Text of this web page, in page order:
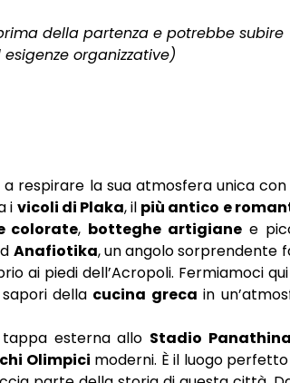
della partenza e potrebbe subire
organizzative)
respirare la sua atmosfera unica con
i vicoli di Plaka, il più antico e
colorate, botteghe artigiane e
Anafiotika, un angolo sorprendente
ai piedi dell’Acropoli. Fermiamoci
della cucina greca in
esterna allo Stadio
Olimpici moderni. È il luogo